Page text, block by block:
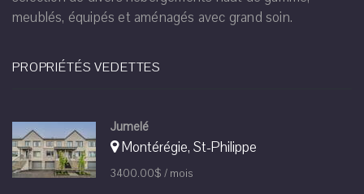
meublés, équipés et aménagés avec grand soin.
PROPRIÉTÉS VEDETTES
Jumelé
Montérégie, St-Philippe
3400.00$ / mois